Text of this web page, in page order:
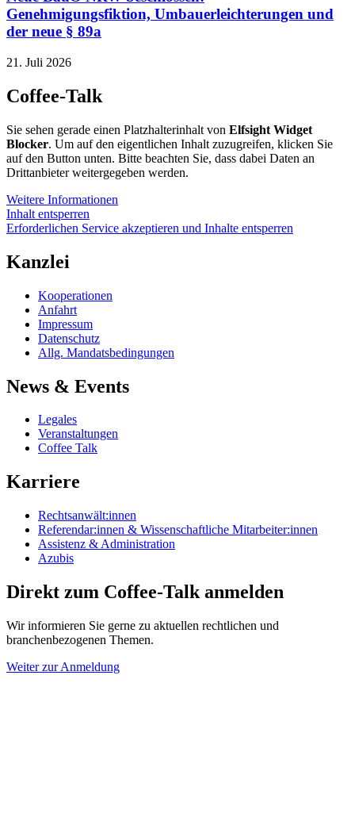
Genehmigungsfiktion, Umbauerleichterungen und
der neue § 89a
21. Juli 2026
Coffee-Talk
Sie sehen gerade einen Platzhalterinhalt von Elfsight Widget
Blocker. Um auf den eigentlichen Inhalt zuzugreifen, klicken Sie
auf den Button unten. Bitte beachten Sie, dass dabei Daten an
Drittanbieter weitergegeben werden.
Weitere Informationen
Inhalt entsperren
Erforderlichen Service akzeptieren und Inhalte entsperren
Kanzlei
Kooperationen
Anfahrt
Impressum
Datenschutz
Allg. Mandatsbedingungen
News & Events
Legales
Veranstaltungen
Coffee Talk
Karriere
Rechtsanwält:innen
Referendar:innen & Wissenschaftliche Mitarbeiter:innen
Assistenz & Administration
Azubis
Direkt zum Coffee-Talk anmelden
Wir informieren Sie gerne zu aktuellen rechtlichen und
branchenbezogenen Themen.
Weiter zur Anmeldung